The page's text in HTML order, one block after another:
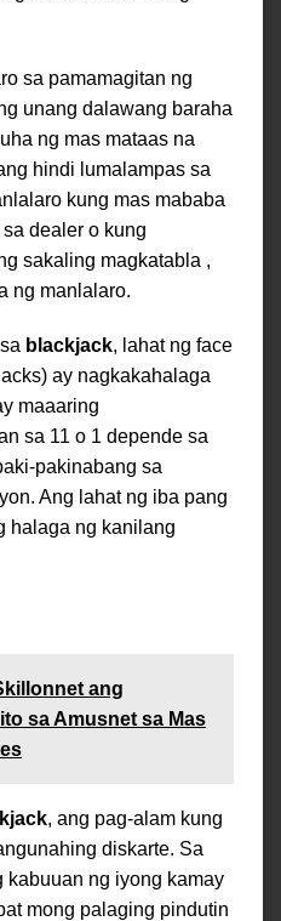
sa pamamagitan ng
unang dalawang baraha
ng mas mataas na
hindi lumalampas sa
kung mas mababa
dealer o kung
sakaling magkatabla ,
ng manlalaro.
blackjack, lahat ng face
ay nagkakahalaga
maaaring
sa 11 o 1 depende sa
pakinabang sa
Ang lahat ng iba pang
halaga ng kanilang
ang
sa Amusnet sa Mas
, ang pag-alam kung
diskarte. Sa
kabuuan ng iyong kamay
mong palaging pindutin